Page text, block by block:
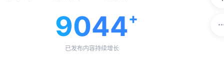
9044
已发布内容持续增长